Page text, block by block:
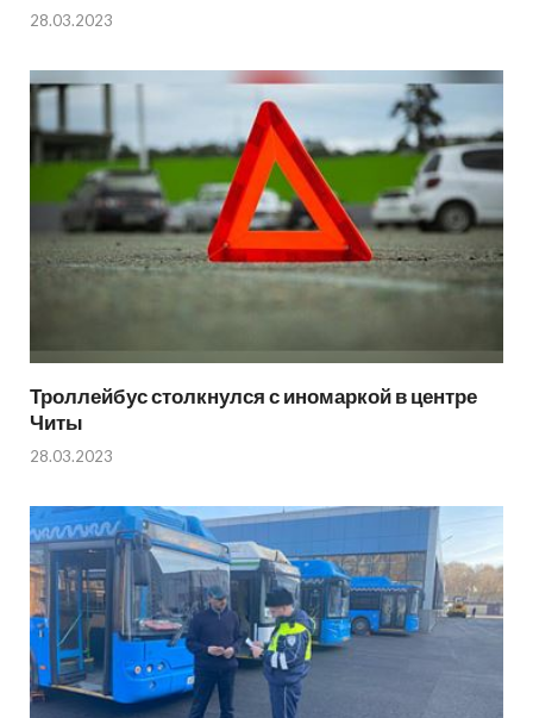
28.03.2023
Троллейбус столкнулся с иномаркой в центре
Читы
28.03.2023